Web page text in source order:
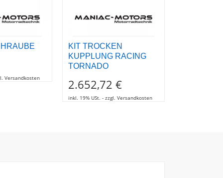
Versandkosten
KIT TROCKEN
KUPPLUNG RACING
TORNADO
2.652,72 €
inkl. 19% USt. - zzgl. Versandkosten